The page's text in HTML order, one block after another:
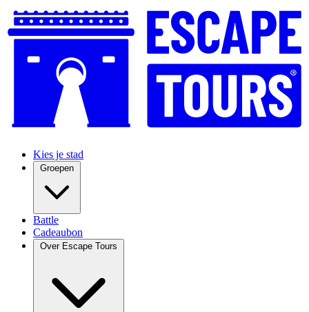
Kies je stad
Groepen
Battle
Cadeaubon
Over Escape Tours